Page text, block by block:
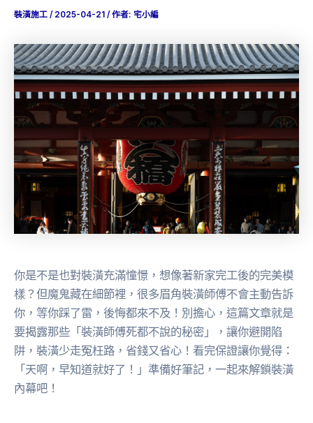
裝潢施工 / 2025-04-21 / 作者: 宅小編
你是不是也對裝潢充滿憧憬，想像著新家完工後的完美模
樣？但魔鬼藏在細節裡，很多眉角裝潢師傅不會主動告訴
你，等你踩了雷，後悔都來不及！別擔心，這篇文章就是
要揭露那些「裝潢師傅死都不說的秘密」，讓你避開陷
阱，裝潢少走冤枉路，省錢又省心！看完保證讓你覺得：
「天啊，早知道就好了！」準備好筆記，一起來解鎖裝潢
內幕吧！